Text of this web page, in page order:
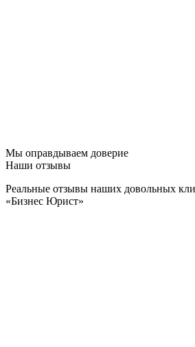
Мы оправдываем доверие
Наши отзывы
Реальные отзывы наших довольных
«Бизнес Юрист»